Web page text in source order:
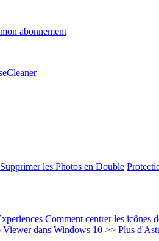
abonnement
les Photos en Double
Comment centrer les icônes
dans Windows 10 >> Plus